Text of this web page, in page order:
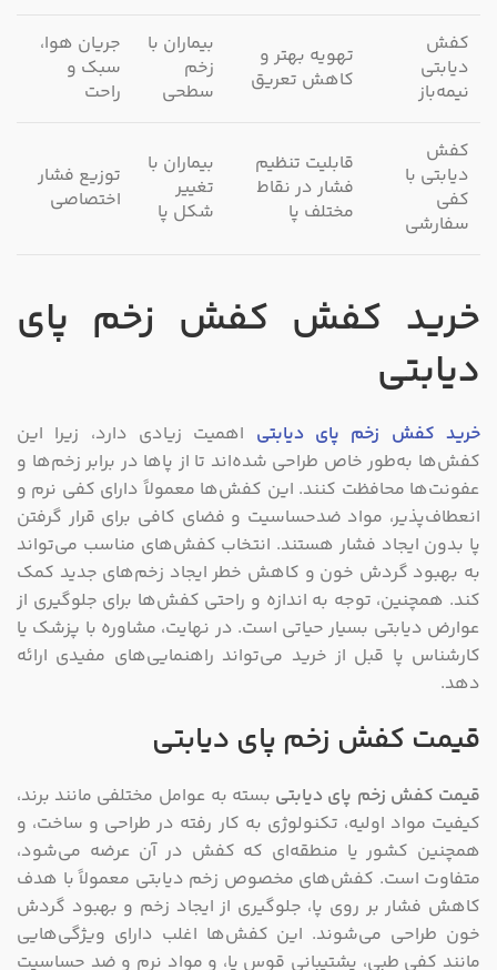
کفش
دیابتی
نیمه‌باز
تهویه بهتر و
کاهش تعریق
بیماران با
زخم
سطحی
جریان هوا،
سبک و
راحت
کفش
دیابتی با
کفی
سفارشی
قابلیت تنظیم
فشار در نقاط
مختلف پا
بیماران با
تغییر
شکل پا
توزیع فشار
اختصاصی
خرید کفش‌ کفش‌ زخم پای
دیابتی
خرید کفش‌ زخم پای دیابتی اهمیت زیادی دارد، زیرا این
کفش‌ها به‌طور خاص طراحی شده‌اند تا از پاها در برابر زخم‌ها و
عفونت‌ها محافظت کنند. این کفش‌ها معمولاً دارای کفی نرم و
انعطاف‌پذیر، مواد ضدحساسیت و فضای کافی برای قرار گرفتن
پا بدون ایجاد فشار هستند. انتخاب کفش‌های مناسب می‌تواند
به بهبود گردش خون و کاهش خطر ایجاد زخم‌های جدید کمک
کند. همچنین، توجه به اندازه و راحتی کفش‌ها برای جلوگیری از
عوارض دیابتی بسیار حیاتی است. در نهایت، مشاوره با پزشک یا
کارشناس پا قبل از خرید می‌تواند راهنمایی‌های مفیدی ارائه
دهد.
قیمت کفش زخم پای دیابتی
قیمت کفش زخم پای دیابتی بسته به عوامل مختلفی مانند برند،
کیفیت مواد اولیه، تکنولوژی به کار رفته در طراحی و ساخت، و
همچنین کشور یا منطقه‌ای که کفش در آن عرضه می‌شود،
متفاوت است. کفش‌های مخصوص زخم دیابتی معمولاً با هدف
کاهش فشار بر روی پا، جلوگیری از ایجاد زخم و بهبود گردش
خون طراحی می‌شوند. این کفش‌ها اغلب دارای ویژگی‌هایی
مانند کفی طبی، پشتیبانی قوس پا، و مواد نرم و ضد حساسیت